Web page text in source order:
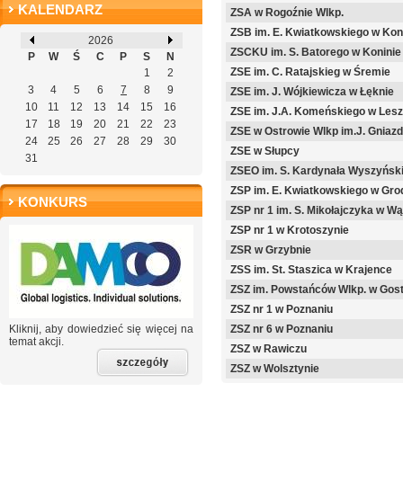
KALENDARZ
2026
P
W Ś C P S
N
1
2
3
4 5 6 7 8
9
10
11 12 13 14 15
16
17
18 19 20 21 22
23
24
25 26 27 28 29
30
31
KONKURS
Kliknij, aby dowiedzieć się więcej na
temat akcji.
ZSA w Rogoźnie Wlkp.
ZSB im. E. Kwiatkowskiego w
ZSCKU im. S. Batorego w Koninie
ZSE im. C. Ratajskieg w Śremie
ZSE im. J. Wójkiewicza w Łęknie
ZSE im. J.A. Komeńskiego w
ZSE w Ostrowie Wlkp im.J.
ZSE w Słupcy
ZSEO im. S. Kardynała
ZSP im. E. Kwiatkowskiego w
ZSP nr 1 im. S. Mikołajczyka w
ZSP nr 1 w Krotoszynie
ZSR w Grzybnie
ZSS im. St. Staszica w Krajence
ZSZ im. Powstańców Wlkp. w
ZSZ nr 1 w Poznaniu
ZSZ nr 6 w Poznaniu
ZSZ w Rawiczu
ZSZ w Wolsztynie